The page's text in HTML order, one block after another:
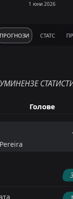
1 юни 2026
ПРОГНОЗИ СТАТС
Голове